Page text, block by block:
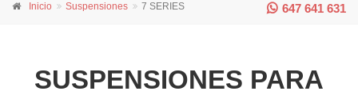
647 641 631
Inicio Suspensiones 7 SERIES
SUSPENSIONES PARA